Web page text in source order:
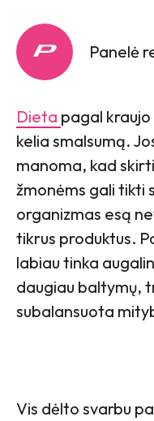
Panelė
Dieta pagal
kelia smalsumą.
manoma, kad
žmonėms gali tikti
organizmas esą
tikrus produktus.
labiau tinka
daugiau baltymų,
subalansuota
Vis dėlto svarbu